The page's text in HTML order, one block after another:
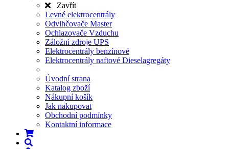
Zavřít
Levné elektrocentrály
Odvlhčovače Master
Ochlazovače Vzduchu
Záložní zdroje UPS
Elektrocentrály benzínové
Elektrocentrály naftové Dieselagregáty
Úvodní strana
Katalog zboží
Nákupní košík
Jak nakupovat
Obchodní podmínky
Kontaktní informace